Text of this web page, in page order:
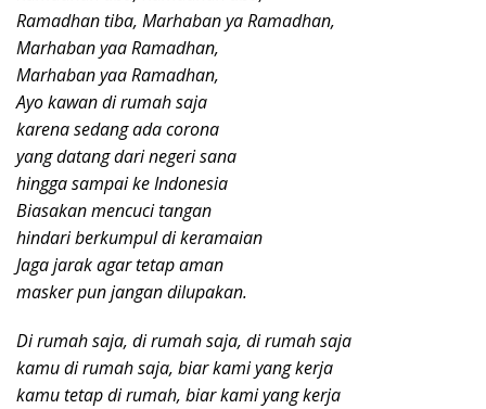
Ramadhan tiba, Marhaban ya Ramadhan,
Marhaban yaa Ramadhan,
Marhaban yaa Ramadhan,
Ayo kawan di rumah saja
karena sedang ada corona
yang datang dari negeri sana
hingga sampai ke Indonesia
Biasakan mencuci tangan
hindari berkumpul di keramaian
Jaga jarak agar tetap aman
masker pun jangan dilupakan.
Di rumah saja, di rumah saja, di rumah saja
kamu di rumah saja, biar kami yang kerja
kamu tetap di rumah, biar kami yang kerja